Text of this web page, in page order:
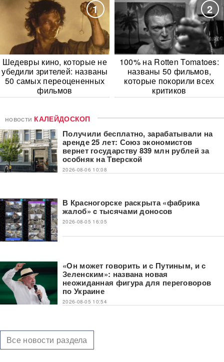
1
Шедевры кино, которые не
убедили зрителей: названы
50 самых переоцененных
фильмов
2
100% на Rotten Tomatoes:
названы 50 фильмов,
которые покорили всех
критиков
новости КАЛЕЙДОСКОП
Получили бесплатно, зарабатывали на
аренде 25 лет: Союз экономистов
вернет государству 839 млн рублей за
особняк на Тверской
2026-08-06 10:08
В Красногорске раскрыта «фабрика
жалоб» c тысячами доносов
2026-08-05 16:05
«Он может говорить и с Путиным, и с
Зеленским»: названа новая
неожиданная фигура для переговоров
по Украине
2026-08-05 10:54
Все новости раздела